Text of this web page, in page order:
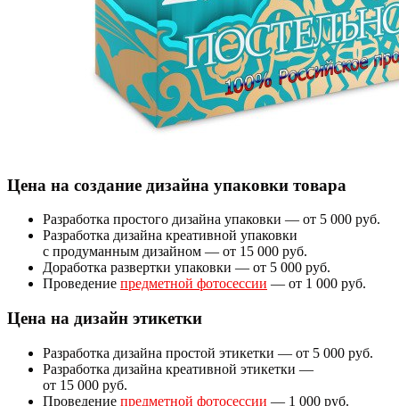
Цена на создание дизайна упаковки товара
Разработка простого дизайна упаковки — от 5 000 руб.
Разработка дизайна креативной упаковки
с продуманным дизайном — от 15 000 руб.
Доработка развертки упаковки — от 5 000 руб.
Проведение предметной фотосессии — от 1 000 руб.
Цена на дизайн этикетки
Разработка дизайна простой этикетки — от 5 000 руб.
Разработка дизайна креативной этикетки —
от 15 000 руб.
Проведение предметной фотосессии — 1 000 руб.